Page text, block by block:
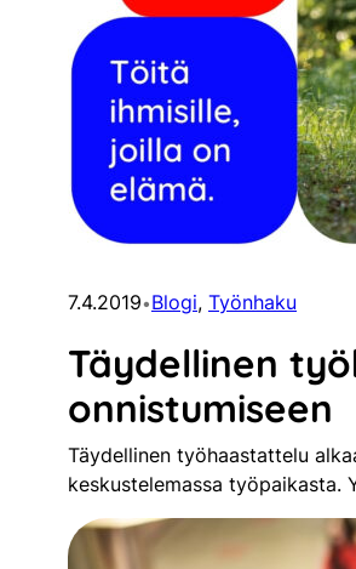
7.4.2019•Blogi, Työnhaku
Täydellinen
onnistumiseen
Täydellinen työhaastattelu
keskustelemassa työpaikasta.